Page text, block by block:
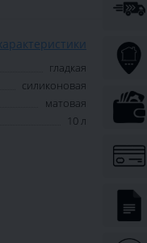
гладкая
силиконовая
матовая
10 л